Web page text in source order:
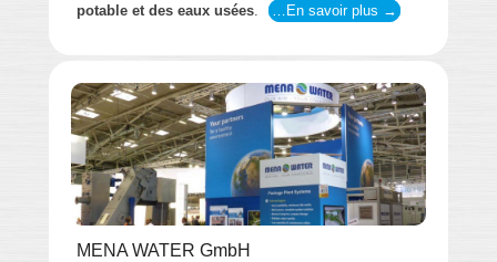
potable et des eaux usées
…En savoir plus →
MENA WATER GmbH